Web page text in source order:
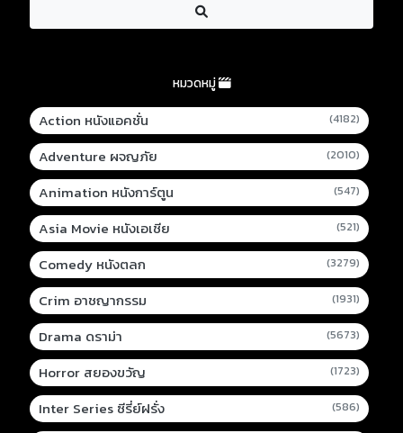
หมวดหมู่
Action หนังแอคชั่น (4182)
Adventure ผจญภัย (2010)
Animation หนังการ์ตูน (547)
Asia Movie หนังเอเชีย (521)
Comedy หนังตลก (3279)
Crim อาชญากรรม (1931)
Drama ดราม่า (5673)
Horror สยองขวัญ (1723)
Inter Series ซีรี่ย์ฝรั่ง (586)